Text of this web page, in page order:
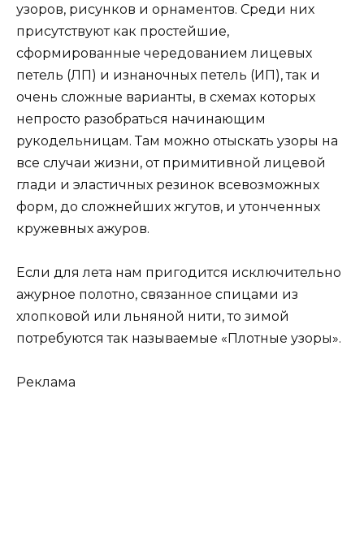
узоров, рисунков и орнаментов. Среди них
присутствуют как простейшие,
сформированные чередованием лицевых
петель (ЛП) и изнаночных петель (ИП), так и
очень сложные варианты, в схемах которых
непросто разобраться начинающим
рукодельницам. Там можно отыскать узоры на
все случаи жизни, от примитивной лицевой
глади и эластичных резинок всевозможных
форм, до сложнейших жгутов, и утонченных
кружевных ажуров.
Если для лета нам пригодится исключительно
ажурное полотно, связанное спицами из
хлопковой или льняной нити, то зимой
потребуются так называемые «Плотные узоры».
Реклама